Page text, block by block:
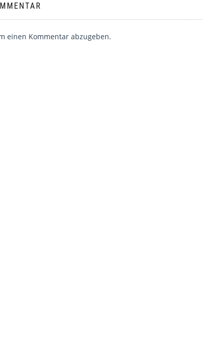
einen Kommentar abzugeben.